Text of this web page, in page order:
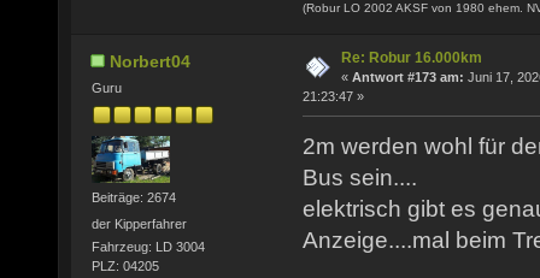
(Robur LO 2002 AKSF von 1980 ehem.
Norbert04
Guru
Beiträge: 2674
der Kipperfahrer
Fahrzeug: LD 3004
PLZ: 04205
Re: Robur 16.000km
« Antwort #173 am: Juni 17,
21:23:47 »
2m werden wohl für
Bus sein....
elektrisch gibt es
Anzeige....mal beim